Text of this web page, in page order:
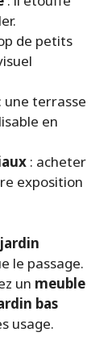
de petits
: une terrasse
en
: acheter
exposition
jardin
le passage.
un meuble
bas
usage.